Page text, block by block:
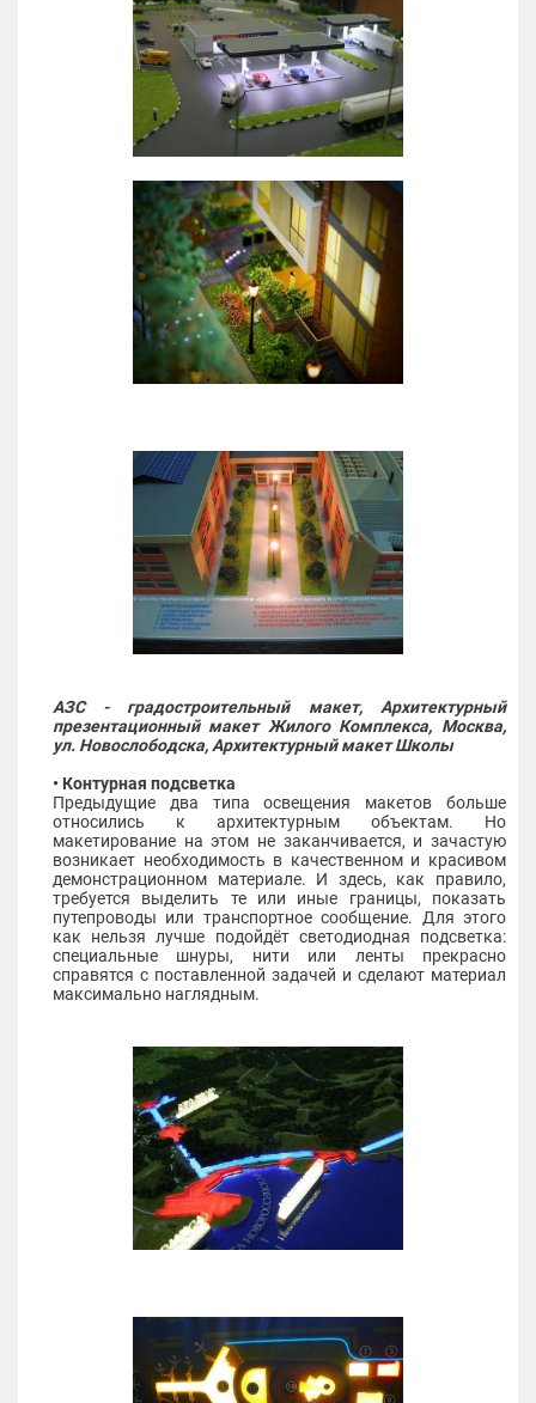
АЗС - градостроительный макет, Архитектурный
презентационный макет Жилого Комплекса, Москва,
ул. Новослободска, Архитектурный макет Школы
• Контурная подсветка
Предыдущие два типа освещения макетов больше
относились к архитектурным объектам. Но
макетирование на этом не заканчивается, и зачастую
возникает необходимость в качественном и красивом
демонстрационном материале. И здесь, как правило,
требуется выделить те или иные границы, показать
путепроводы или транспортное сообщение. Для этого
как нельзя лучше подойдёт светодиодная подсветка:
специальные шнуры, нити или ленты прекрасно
справятся с поставленной задачей и сделают материал
максимально наглядным.